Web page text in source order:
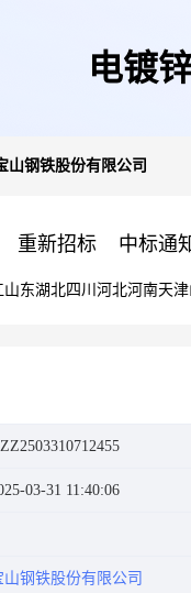
电镀
山钢铁股份有限公司
重新招标 中标通
山东湖北四川 河北河南天津
03-31 11:40:06
山钢铁股份有限公司